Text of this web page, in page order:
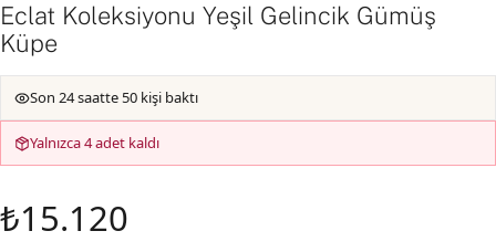
Eclat Koleksiyonu Yeşil Gelincik Gümüş
Küpe
Son 24 saatte 50 kişi baktı
Yalnızca 4 adet kaldı
₺15.120